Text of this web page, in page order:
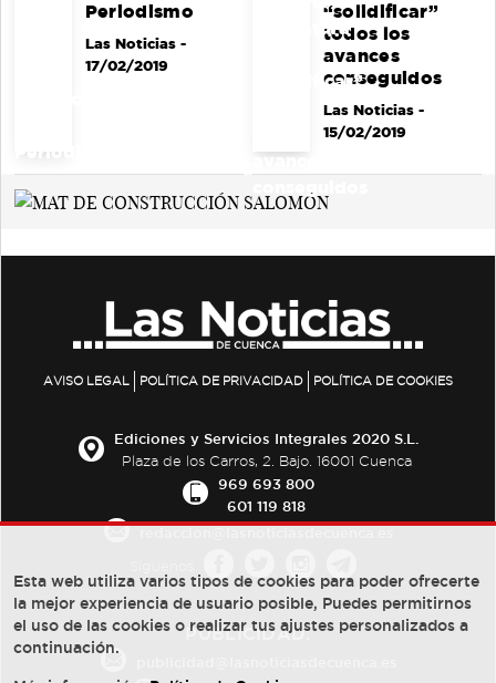
Periodismo
Las Noticias-
17/02/2019
“solidificar”
todos los
avances
conseguidos
Las Noticias-
15/02/2019
AVISO LEGAL POLÍTICA DE PRIVACIDAD POLÍTICA DE COOKIES
Ediciones y Servicios Integrales 2020 S.L.
Plaza de los Carros, 2. Bajo. 16001 Cuenca
969 693 800
601 119 818
PUBLICIDAD:
Esta web utiliza varios tipos de cookies para poder ofrecerte
la mejor experiencia de usuario posible, Puedes permitirnos
el uso de las cookies o realizar tus ajustes personalizados a
continuación.